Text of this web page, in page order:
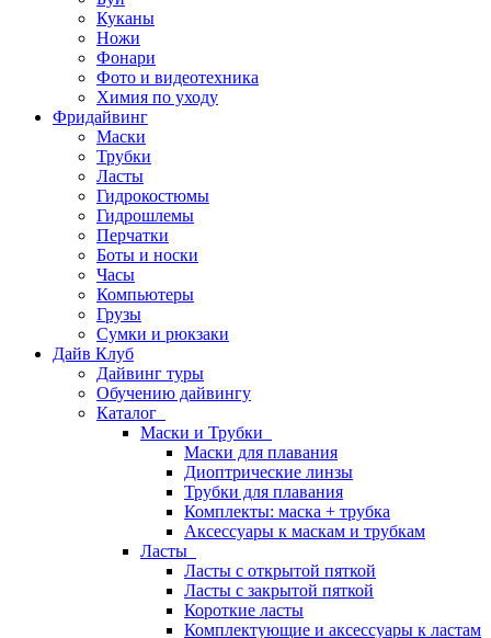
Куканы
Ножи
Фонари
Фото и видеотехника
Химия по уходу
Фридайвинг
Маски
Трубки
Ласты
Гидрокостюмы
Гидрошлемы
Перчатки
Боты и носки
Часы
Компьютеры
Грузы
Сумки и рюкзаки
Дайв Клуб
Дайвинг туры
Обучению дайвингу
Каталог
Маски и Трубки
Маски для плавания
Диоптрические линзы
Трубки для плавания
Комплекты: маска + трубка
Аксессуары к маскам и трубкам
Ласты
Ласты с открытой пяткой
Ласты с закрытой пяткой
Короткие ласты
Комплектующие и аксессуары к ластам